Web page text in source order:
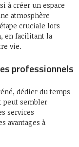
à créer un espace
atmosphère
cruciale lors
en facilitant la
vie.
professionnels
dédier du temps
peut sembler
services
avantages à